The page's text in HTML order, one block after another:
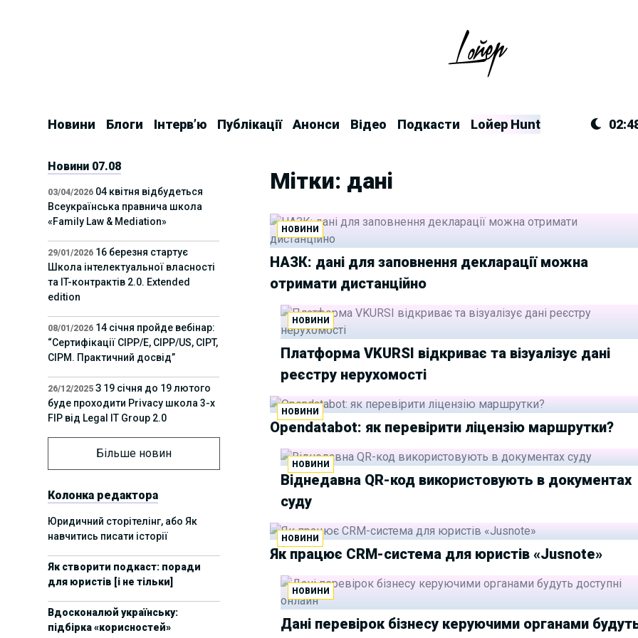
Новини Блоги Інтерв’ю Публікації Анонси Відео Подкасти Lойер Hunt
Мітки: дані
НОВИНИ
НАЗК: дані для заповнення декларації можна
отримати дистанційно
НОВИНИ
Платформа VKURSI відкриває та візуалізує дані
реєстру нерухомості
НОВИНИ
Opendatabot: як перевірити ліцензію маршрутки?
НОВИНИ
Віднедавна QR-код використовують в документах
суду
НОВИНИ
Як працює CRM-система для юристів «Jusnote»
НОВИНИ
Дані перевірок бізнесу керуючими органами
Новини 07.08
03/04/2026 04 квітня відбудеться
Всеукраїнська правнича школа
«Family Law & Mediation»
29/01/2026 16 березня стартує
Школа інтелектуальної власності
та IT-контрактів 2.0. Extended
edition
08/01/2026 14 січня пройде вебінар:
“Сертифікації СІРР/Е, CIPP/US, CIPT,
CIPM. Практичний досвід”
26/12/2025 З 19 січня до 19 лютого
буде проходити Privacy школа 3-х
FIP від Legal IT Group 2.0
12 грудня пройде
приватність у 2026. Очікувані
05/11/2025 11 листопада пройде
вебінар “AI-агенти: прайвесі, IP
та комплаєнс ризики”
31/10/20258 листопада пройде
Форум молодих юристів України
2025
Більше новин
Колонка редактора
Юридичний сторітелінг, або Як
навчитись писати історії
Як створити подкаст: поради
для юристів [і не тільки]
Вдосконалюй українську:
підбірка «корисностей»